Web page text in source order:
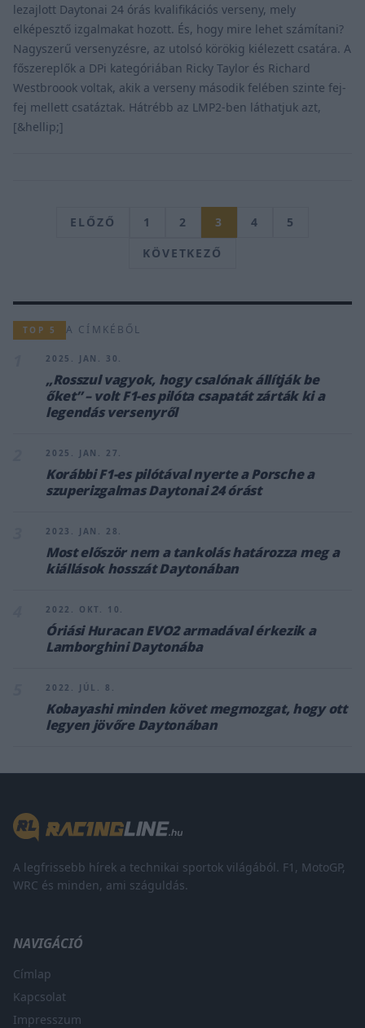
lezajlott Daytonai 24 órás kvalifikációs verseny, mely
elképesztő izgalmakat hozott. És, hogy mire lehet számítani?
Nagyszerű versenyzésre, az utolsó körökig kiélezett csatára. A
főszereplők a DPi kategóriában Ricky Taylor és Richard
Westbroook voltak, akik a verseny második felében szinte fej-
fej mellett csatáztak. Hátrébb az LMP2-ben láthatjuk azt,
[&hellip;]
ELŐZŐ 1 2 3 4
5
KÖVETKEZŐ
TOP 5 A CÍMKÉBŐL
2025. JAN. 30.
„Rosszul vagyok, hogy csalónak állítják be
őket” – volt F1-es pilóta csapatát zárták ki a
legendás versenyről
2025. JAN. 27.
Korábbi F1-es pilótával nyerte a Porsche a
szuperizgalmas Daytonai 24 órást
2023. JAN. 28.
Most először nem a tankolás határozza meg a
kiállások hosszát Daytonában
2022. OKT. 10.
Óriási Huracan EVO2 armadával érkezik a
Lamborghini Daytonába
2022. JÚL. 8.
Kobayashi minden követ megmozgat, hogy ott
legyen jövőre Daytonában
A legfrissebb hírek a technikai sportok világából. F1, MotoGP,
WRC és minden, ami száguldás.
NAVIGÁCIÓ
Címlap
Kapcsolat
Impresszum